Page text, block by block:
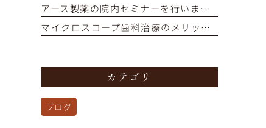
アース製薬の院内セミナーを行いました！
マイクロスコープ歯科治療のメリットとは？再治療を防ぎ歯を残す精密治療
カテゴリ
ブログ